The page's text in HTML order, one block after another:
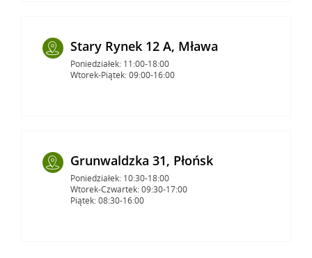
Stary Rynek 12 A, Mława
Poniedziałek: 11:00-18:00
Wtorek-Piątek: 09:00-16:00
Grunwaldzka 31, Płońsk
Poniedziałek: 10:30-18:00
Wtorek-Czwartek: 09:30-17:00
Piątek: 08:30-16:00